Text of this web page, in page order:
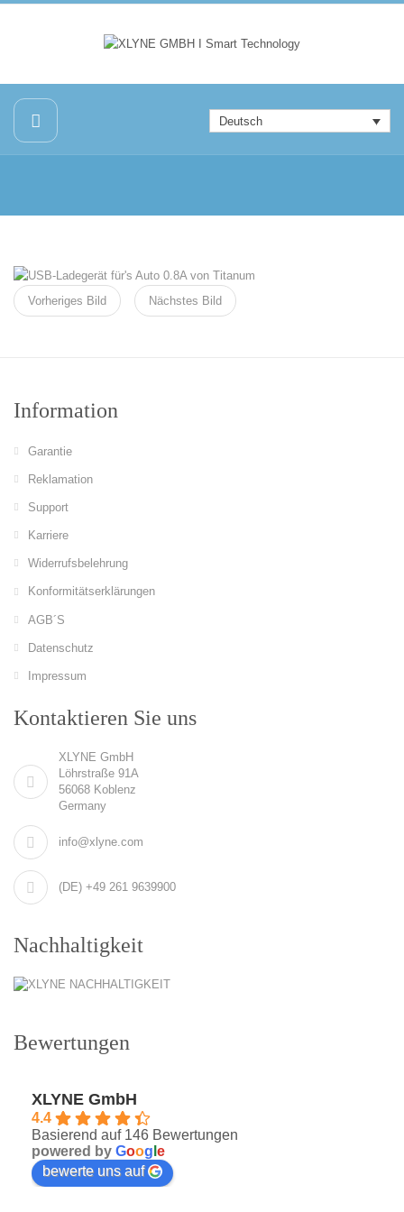
Deutsch
Vorheriges Bild Nächstes Bild
Information
Garantie
Reklamation
Support
Karriere
Widerrufsbelehrung
Konformitätserklärungen
AGB´S
Datenschutz
Impressum
Kontaktieren Sie uns
XLYNE GmbH
Löhrstraße 91A
56068 Koblenz
Germany
info@xlyne.com
(DE) +49 261 9639900
Nachhaltigkeit
Bewertungen
XLYNE GmbH
4.4
Basierend auf 146 Bewertungen
powered by Goog e
bewerte uns auf